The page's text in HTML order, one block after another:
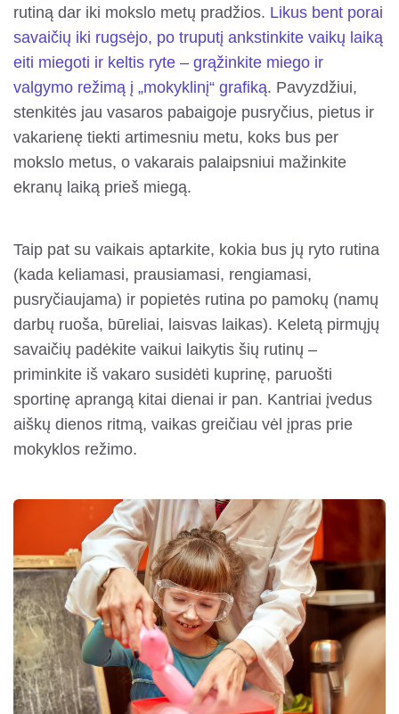
rutiną dar iki mokslo metų pradžios. Likus bent porai
savaičių iki rugsėjo, po truputį ankstinkite vaikų laiką
eiti miegoti ir keltis ryte – grąžinkite miego ir
valgymo režimą į „mokyklinį“ grafiką. Pavyzdžiui,
stenkitės jau vasaros pabaigoje pusryčius, pietus ir
vakarienę tiekti artimesniu metu, koks bus per
mokslo metus, o vakarais palaipsniui mažinkite
ekranų laiką prieš miegą.
Taip pat su vaikais aptarkite, kokia bus jų ryto rutina
(kada keliamasi, prausiamasi, rengiamasi,
pusryčiaujama) ir popietės rutina po pamokų (namų
darbų ruoša, būreliai, laisvas laikas). Keletą pirmųjų
savaičių padėkite vaikui laikytis šių rutinų –
priminkite iš vakaro susidėti kuprinę, paruošti
sportinę aprangą kitai dienai ir pan. Kantriai įvedus
aiškų dienos ritmą, vaikas greičiau vėl įpras prie
mokyklos režimo.